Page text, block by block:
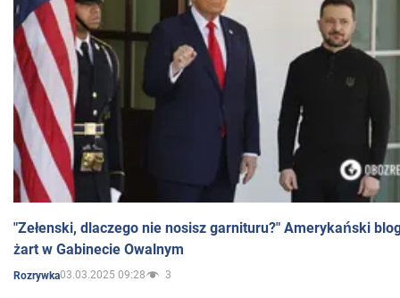
"Zełenski, dlaczego nie nosisz garnituru?" Amerykański
żart w Gabinecie Owalnym
Rozrywka03.03.2025 09:28 3